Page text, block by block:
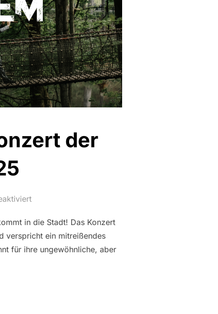
der
in die Stadt! Das Konzert
verspricht ein mitreißendes
für ihre ungewöhnliche, aber
– EIN KONZERT DER EXTRAKLASSE 05. JUNI 2025“